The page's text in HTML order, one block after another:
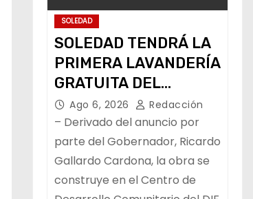
SOLEDAD
SOLEDAD TENDRÁ LA
PRIMERA LAVANDERÍA
GRATUITA DEL
PROGRAMA ESTATAL
Ago 6, 2026 Redacción
– Derivado del anuncio por
parte del Gobernador, Ricardo
Gallardo Cardona, la obra se
construye en el Centro de